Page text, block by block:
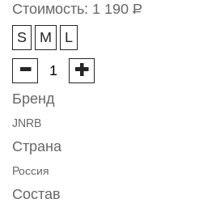
Стоимость: 1 190 Р
S
M L
Бренд
JNRB
Страна
Россия
Состав